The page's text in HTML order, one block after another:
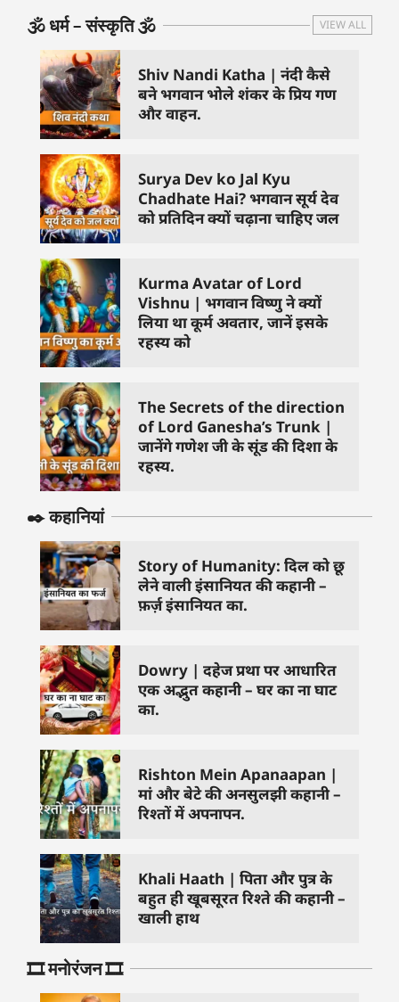
🕉️ धर्म – संस्कृति 🕉️ VIEW ALL
Shiv Nandi Katha | नंदी कैसे
बने भगवान भोले शंकर के प्रिय गण
और वाहन.
Surya Dev ko Jal Kyu
Chadhate Hai? भगवान सूर्य देव
को प्रतिदिन क्यों चढ़ाना चाहिए जल
Kurma Avatar of Lord
Vishnu | भगवान विष्णु ने क्यों
लिया था कूर्म अवतार, जानें इसके
रहस्य को
The Secrets of the direction
of Lord Ganesha’s Trunk |
जानेंगे गणेश जी के सूंड की दिशा के
रहस्य.
✒️ कहानियां
Story of Humanity: दिल को छू
लेने वाली इंसानियत की कहानी –
फ़र्ज़ इंसानियत का.
Dowry | दहेज प्रथा पर आधारित
एक अद्भुत कहानी – घर का ना घाट
का.
Rishton Mein Apanaapan |
मां और बेटे की अनसुलझी कहानी –
रिश्तों में अपनापन.
Khali Haath | पिता और पुत्र के
बहुत ही खूबसूरत रिश्ते की कहानी –
खाली हाथ
🎞️ मनोरंजन 🎞️